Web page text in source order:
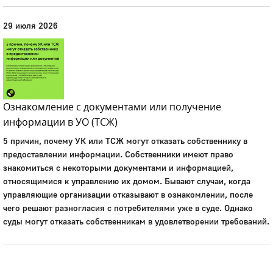
29 июля 2026
Ознакомление с документами или получение
информации в УО (ТСЖ)
5 причин, почему УК или ТСЖ могут отказать собственнику в
предоставлении информации. Собственники имеют право
знакомиться с некоторыми документами и информацией,
относящимися к управлению их домом. Бывают случаи, когда
управляющие организации отказывают в ознакомлении, после
чего решают разногласия с потребителями уже в суде. Однако
суды могут отказать собственникам в удовлетворении требований.